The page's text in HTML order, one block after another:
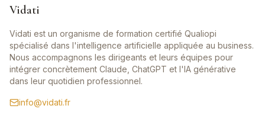
Vidati
Vidati est un organisme de formation certifié Qualiopi
spécialisé dans l'intelligence artificielle appliquée au business.
Nous accompagnons les dirigeants et leurs équipes pour
intégrer concrètement Claude, ChatGPT et l'IA générative
dans leur quotidien professionnel.
info@vidati.fr